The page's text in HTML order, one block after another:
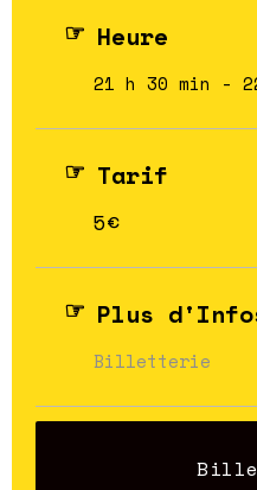
Heure
21 h 30 min -
Tarif
5€
Plus
Billetterie